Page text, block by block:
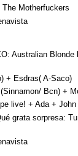
Motherfuckers
Australian
+ Esdras( A-Saco)
Bcn) +
live! + Ada + John
grata sorpresa: